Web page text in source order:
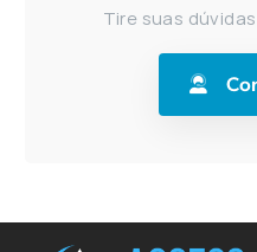
Tire suas